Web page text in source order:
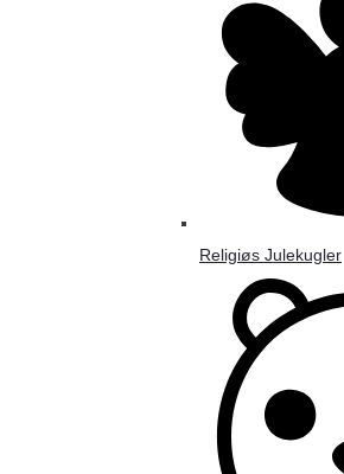
Religiøs Julekugler